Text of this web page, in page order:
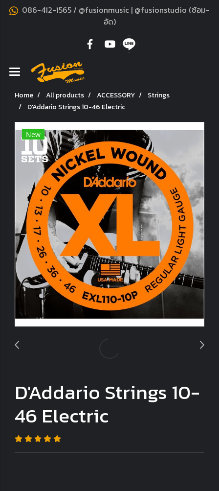
086-412-1565 / @fusionmusic | @fusionstudio (ซ้อม-
อัด)
Home All products ACCESSORY
Strings
D'Addario Strings 10-46 Electric
New
D'Addario Strings 10-
46 Electric